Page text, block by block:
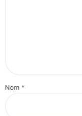
Nom *